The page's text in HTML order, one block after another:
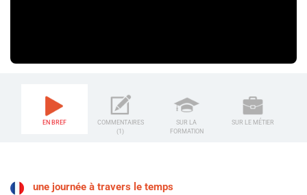
EN BREF
COMMENTAIRES
(1)
SUR LA
FORMATION
SUR LE MÉTIER
une journée à travers le temps